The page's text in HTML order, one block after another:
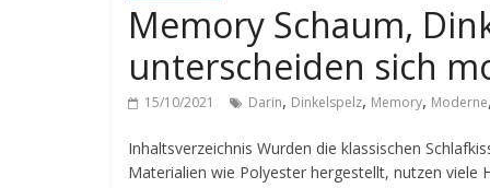
Memory Schaum,
unterscheiden sich
15/10/2021 Darin, Dinkelspelz, Memory, Moderne,
Inhaltsverzeichnis Wurden die klassischen
Materialien wie Polyester hergestellt, nutzen viele